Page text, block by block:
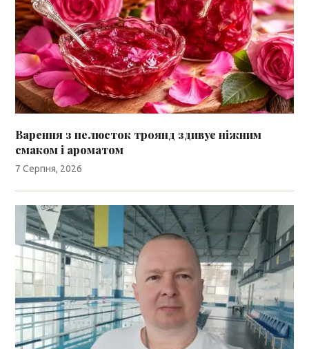
Варення з пелюсток троянд здивує ніжним
смаком і ароматом
7 Серпня, 2026